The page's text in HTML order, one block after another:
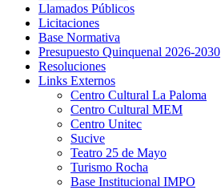
Llamados Públicos
Licitaciones
Base Normativa
Presupuesto Quinquenal 2026-2030
Resoluciones
Links Externos
Centro Cultural La Paloma
Centro Cultural MEM
Centro Unitec
Sucive
Teatro 25 de Mayo
Turismo Rocha
Base Institucional IMPO